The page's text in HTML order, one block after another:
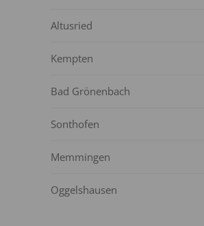
Altusried
Kempten
Bad Grönenbach
Sonthofen
Memmingen
Oggelshausen